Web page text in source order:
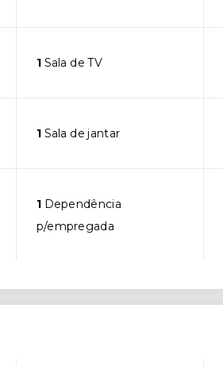
1Sala de TV
1Sala de jantar
1Dependência
p/empregada